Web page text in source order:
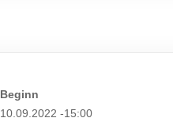
Beginn
10.09.2022 -15:00